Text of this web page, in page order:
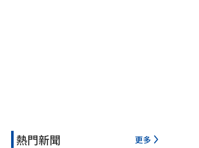
熱門新聞 更多